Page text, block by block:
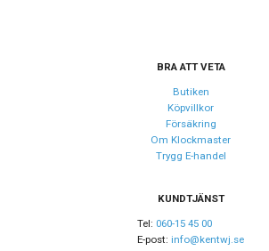
Vit
Rund
Silver
Rostfritt stål
Silver
BRA ATT VETA
Butiken
Köpvillkor
Försäkring
Om Klockmaster
Trygg E-handel
KUNDTJÄNST
Tel: 060-15 45 00
E-post: info@kentwj.se